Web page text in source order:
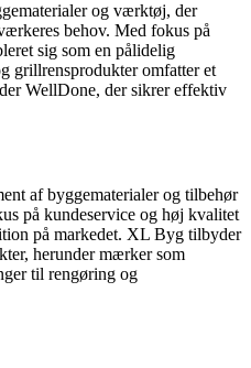
og værktøj, der
behov. Med fokus på
sig som en pålidelig
grillrensprodukter omfatter et
WellDone, der sikrer effektiv
af byggematerialer og tilbehør
på kundeservice og høj kvalitet
på markedet. XL Byg tilbyder
herunder mærker som
til rengøring og